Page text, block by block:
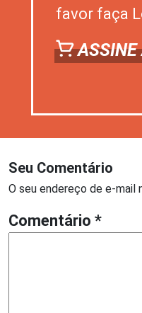
favor faça
ASSINE
Seu Comentário
O seu endereço de e-mail
Comentário *